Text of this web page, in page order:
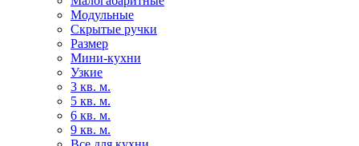
Модульные
Скрытые ручки
Размер
Мини-кухни
Узкие
3 кв. м.
5 кв. м.
6 кв. м.
9 кв. м.